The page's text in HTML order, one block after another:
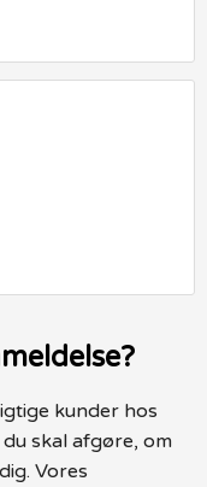
kunder hos
skal afgøre, om
Vores